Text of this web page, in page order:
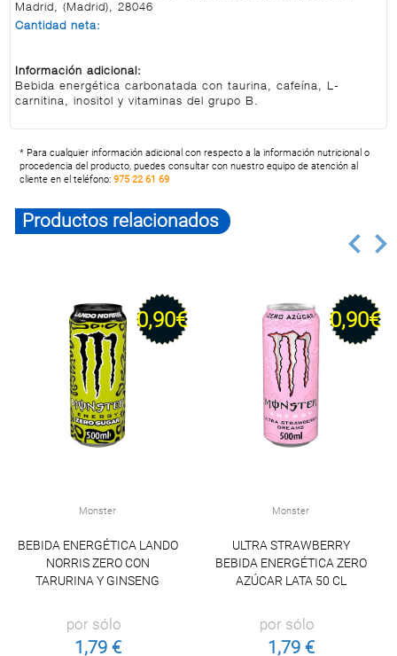
Madrid, (Madrid), 28046
Cantidad neta:
Información adicional:
Bebida energética carbonatada con taurina, cafeína, L-
carnitina, inositol y vitaminas del grupo B.
* Para cualquier información adicional con respecto a la información nutricional o
procedencia del producto, puedes consultar con nuestro equipo de atención al
cliente en el teléfono:975 22 61 69
Productos relacionados
0,90€
Monster
BEBIDA ENERGÉTICA LANDO
NORRIS ZERO CON
TARURINA Y GINSENG
por sólo
1,79 €
0,90€
Monster
ULTRA STRAWBERRY
BEBIDA ENERGÉTICA ZERO
AZÚCAR LATA 50 CL
por sólo
1,79 €